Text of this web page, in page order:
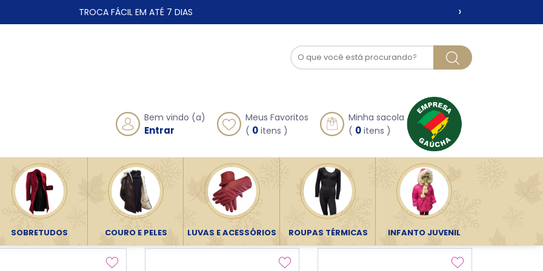
Luvas e Acessórios
TROCA FÁCIL EM ATÉ 7 DIAS ›
Bem vindo (a)
Entrar
Meus Favoritos
( 0 itens )
Minha sacola
( 0 itens )
SOBRETUDOS COURO E PELES LUVAS E ACESSÓRIOS ROUPAS TÉRMICAS INFANTO JUVENIL
e Pele ORDENAR POR: